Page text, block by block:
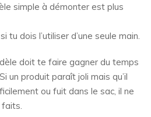
simple à démonter est plus
tu dois l’utiliser d’une seule main.
doit te faire gagner du temps
un produit paraît joli mais qu’il
ou fuit dans le sac, il ne